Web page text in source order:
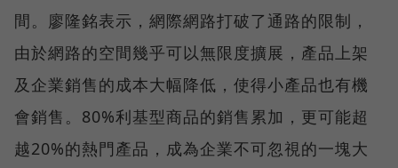
間。廖隆銘表示，網際網路打破了通路的限制，
由於網路的空間幾乎可以無限度擴展，產品上架
及企業銷售的成本大幅降低，使得小產品也有機
會銷售。80%利基型商品的銷售累加，更可能超
越20%的熱門產品，成為企業不可忽視的一塊大